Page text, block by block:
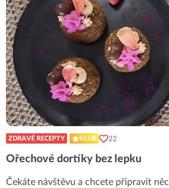
ZDRAVÉ RECEPTY KLUB 22
Ořechové dortíky bez lepku
Čekáte návštěvu a chcete připravit